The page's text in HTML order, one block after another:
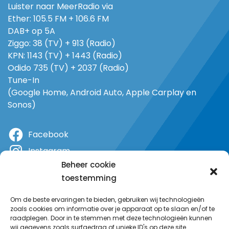
Beheer cookie
toestemming
Om de beste ervaringen te bieden, gebruiken wij technologieën
zoals cookies om informatie over je apparaat op te slaan en/of te
raadplegen. Door in te stemmen met deze technologieën kunnen
wij gegevens zoals surfgedrag of unieke ID's op deze site
Luister naar MeerRadio via
Ether: 105.5 FM + 106.6 FM
DAB+ op 5A
Ziggo: 38 (TV) + 913 (Radio)
KPN: 1143 (TV) + 1443 (Radio)
Odido 735 (TV) + 2037 (Radio)
Tune-In
(Google Home, Android Auto, Apple Carplay en
Sonos)
Facebook
Instagram
YouTube